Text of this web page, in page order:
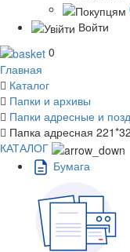
Войти
0
Главная
Каталог
Папки и архивы
Папки адресные и
Папка адресная
КАТАЛОГ
Бумага